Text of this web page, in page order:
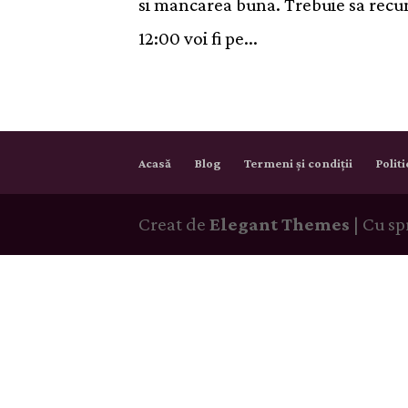
si mancarea buna. Trebuie sa
12:00 voi fi pe...
Acasă Blog Termeni și condiții
Creat de Elegant Themes | Cu